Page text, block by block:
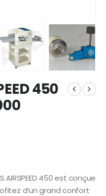
450
AIRSPEED 450 est conçue
d’un grand confort